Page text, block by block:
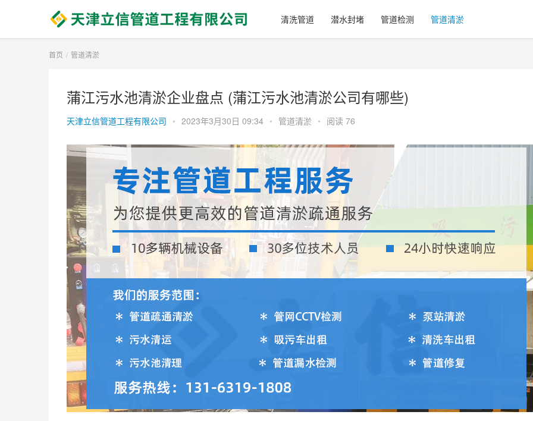
清洗管道 潜水封堵 管道检测 管道清淤
首页 管道清淤
蒲江污水池清淤企业盘点 (蒲江污水池清淤公司有哪些)
天津立信管道工程有限公司 • 2023年3月30日 09:34 • 管道清淤 • 阅读 76